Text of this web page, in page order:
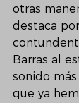
otras
destaca
Barras al
sonido
que ya